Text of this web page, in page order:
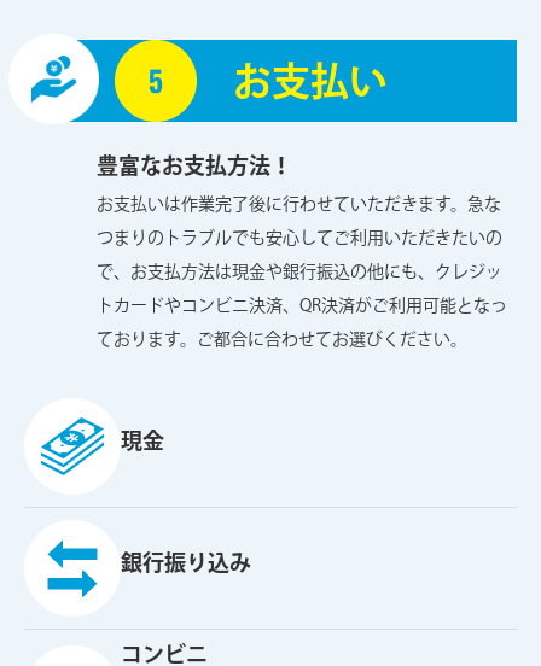
お⽀払い
豊富なお支払方法！
お支払いは作業完了後に行わせていただきます。急な
つまりのトラブルでも安心してご利用いただきたいの
で、お支払方法は現金や銀行振込の他にも、クレジッ
トカードやコンビニ決済、QR決済がご利用可能となっ
ております。ご都合に合わせてお選びください。
現金
銀行振り込み
コンビニ